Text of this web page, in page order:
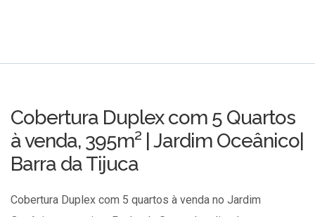
Cobertura Duplex com 5 Quartos
à venda, 395m² | Jardim Oceânico|
Barra da Tijuca
Cobertura Duplex com 5 quartos à venda no Jardim